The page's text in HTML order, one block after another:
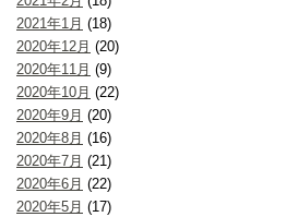
2021年1月 (18)
2020年12月 (20)
2020年11月 (9)
2020年10月 (22)
2020年9月 (20)
2020年8月 (16)
2020年7月 (21)
2020年6月 (22)
2020年5月 (17)